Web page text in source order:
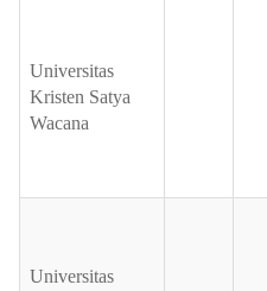
Universitas
Kristen Satya
Wacana
Universitas